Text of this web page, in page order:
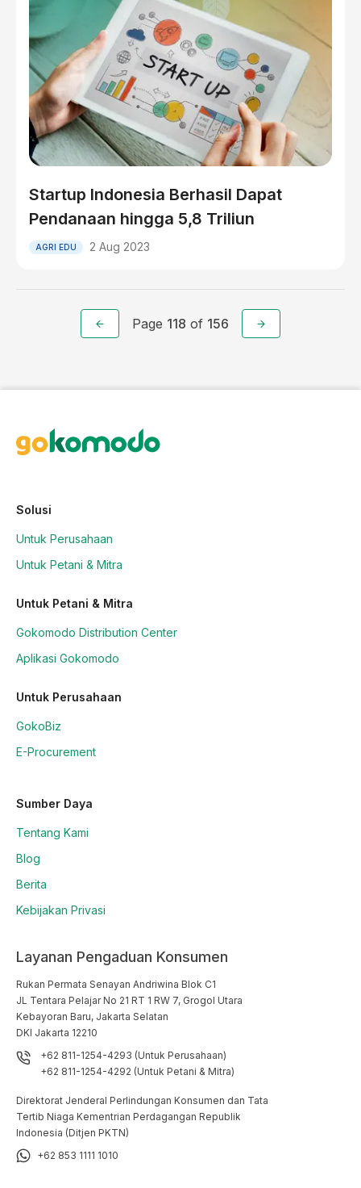
Startup Indonesia Berhasil Dapat
Pendanaan hingga 5,8 Triliun
AGRI EDU 2 Aug 2023
Page 118 of 156
Solusi
Untuk Perusahaan
Untuk Petani & Mitra
Untuk Petani & Mitra
Gokomodo Distribution Center
Aplikasi Gokomodo
Untuk Perusahaan
GokoBiz
E-Procurement
Sumber Daya
Tentang Kami
Blog
Berita
Kebijakan Privasi
Layanan Pengaduan Konsumen
Rukan Permata Senayan Andriwina Blok C1
JL Tentara Pelajar No 21 RT 1 RW 7, Grogol Utara
Kebayoran Baru, Jakarta Selatan
DKI Jakarta 12210
+62 811-1254-4293 (Untuk Perusahaan)
+62 811-1254-4292 (Untuk Petani & Mitra)
Direktorat Jenderal Perlindungan Konsumen dan Tata
Tertib Niaga Kementrian Perdagangan Republik
Indonesia (Ditjen PKTN)
+62 853 1111 1010